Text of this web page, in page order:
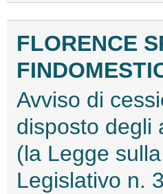
FLORENCE
Avviso di
disposto degli
(la Legge
Legislativo n.